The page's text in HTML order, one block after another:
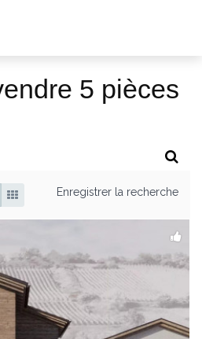
5 pièces
Enregistrer la recherche